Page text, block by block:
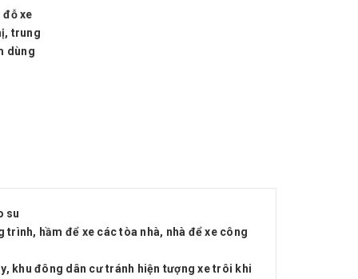
đỗ xe
trung
dùng
su
hầm để xe các tòa nhà, nhà để xe công
khu đông dân cư tránh hiện tượng xe trôi khi